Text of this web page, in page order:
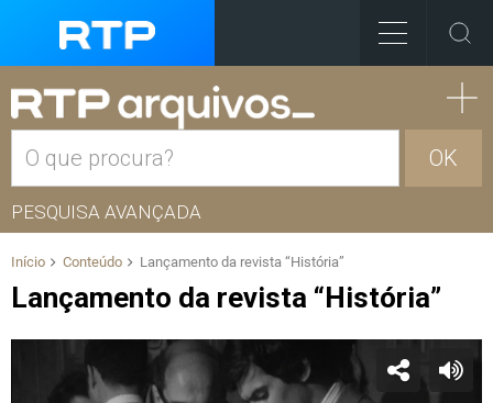
OK
PESQUISA AVANÇADA
Início Conteúdo Lançamento da revista “História”
Lançamento da revista “História”